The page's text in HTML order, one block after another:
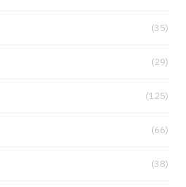
(35)
(29)
(125)
(66)
(38)